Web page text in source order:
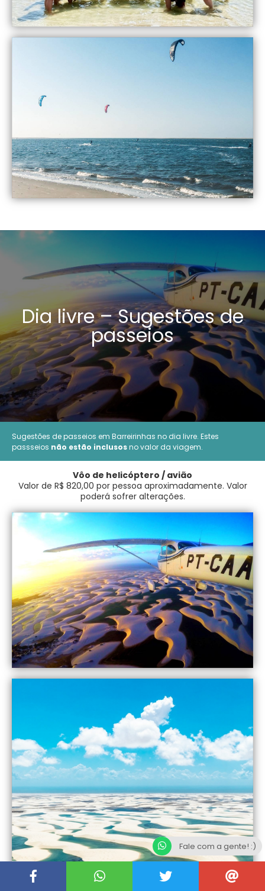
Dia livre – Sugestões de
passeios
Sugestões de passeios em Barreirinhas no dia livre. Estes
passseios não estão inclusosno valor da viagem.
Vôo de helicóptero / avião
Valor de R$ 820,00 por pessoa aproximadamente. Valor
poderá sofrer alterações.
Fale com a gente! :)